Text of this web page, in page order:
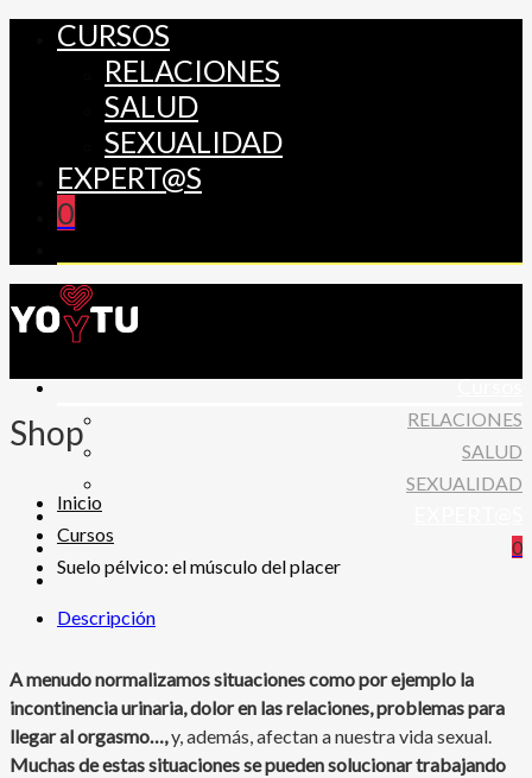
CURSOS
RELACIONES
SALUD
SEXUALIDAD
EXPERT@S
0
Cursos
RELACIONES
SALUD
SEXUALIDAD
0
Shop
Inicio
Cursos
Suelo pélvico: el músculo del placer
Descripción
A menudo normalizamos situaciones como por ejemplo la
incontinencia urinaria, dolor en las relaciones, problemas para
llegar al orgasmo…,y, además, afectan a nuestra vida sexual.
Muchas de estas situaciones se pueden solucionar trabajando